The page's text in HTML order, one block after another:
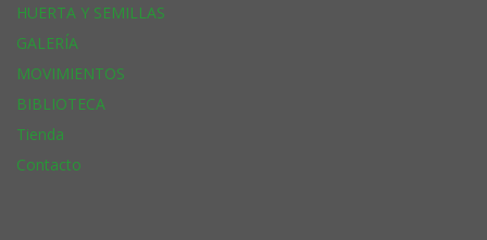
HUERTA Y SEMILLAS
GALERÍA
MOVIMIENTOS
BIBLIOTECA
Tienda
Contacto